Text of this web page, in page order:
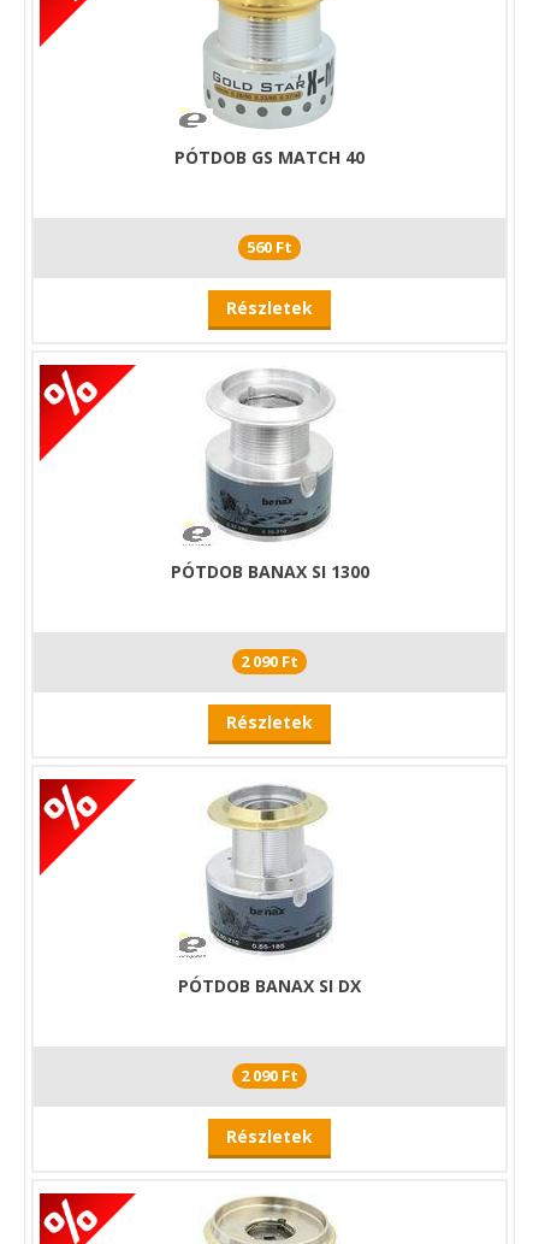
PÓTDOB GS MATCH 40
560 Ft
Részletek
PÓTDOB BANAX SI 1300
2 090 Ft
Részletek
PÓTDOB BANAX SI DX
2 090 Ft
Részletek